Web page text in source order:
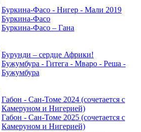
Буркина-Фасо - Нигер - Мали 2019
Буркина-Фасо
Буркина-Фасо – Гана
Бурунди – сердце Африки!
Бужумбура - Гитега - Мваро - Реша -
Бужумбура
Габон - Сан-Томе 2024 (сочетается с
Камеруном и Нигерией)
Габон - Сан-Томе 2025 (сочетается с
Камеруном и Нигерией)